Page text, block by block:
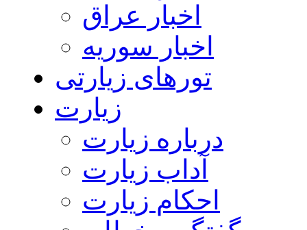
اخبار عراق
اخبار سوریه
تورهای زیارتی
زیارت
درباره زیارت
آداب زیارت
احکام زیارت